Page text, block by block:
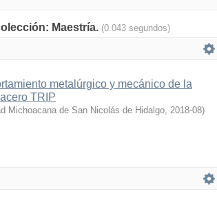
Maestría. (0.043 segundos)
metalúrgico y mecánico de la
TRIP
Michoacana de San Nicolás de Hidalgo, 2018-08)